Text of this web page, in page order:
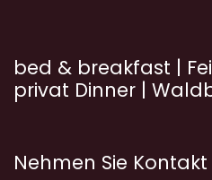
bed & breakfast |
privat Dinner |
Nehmen Sie